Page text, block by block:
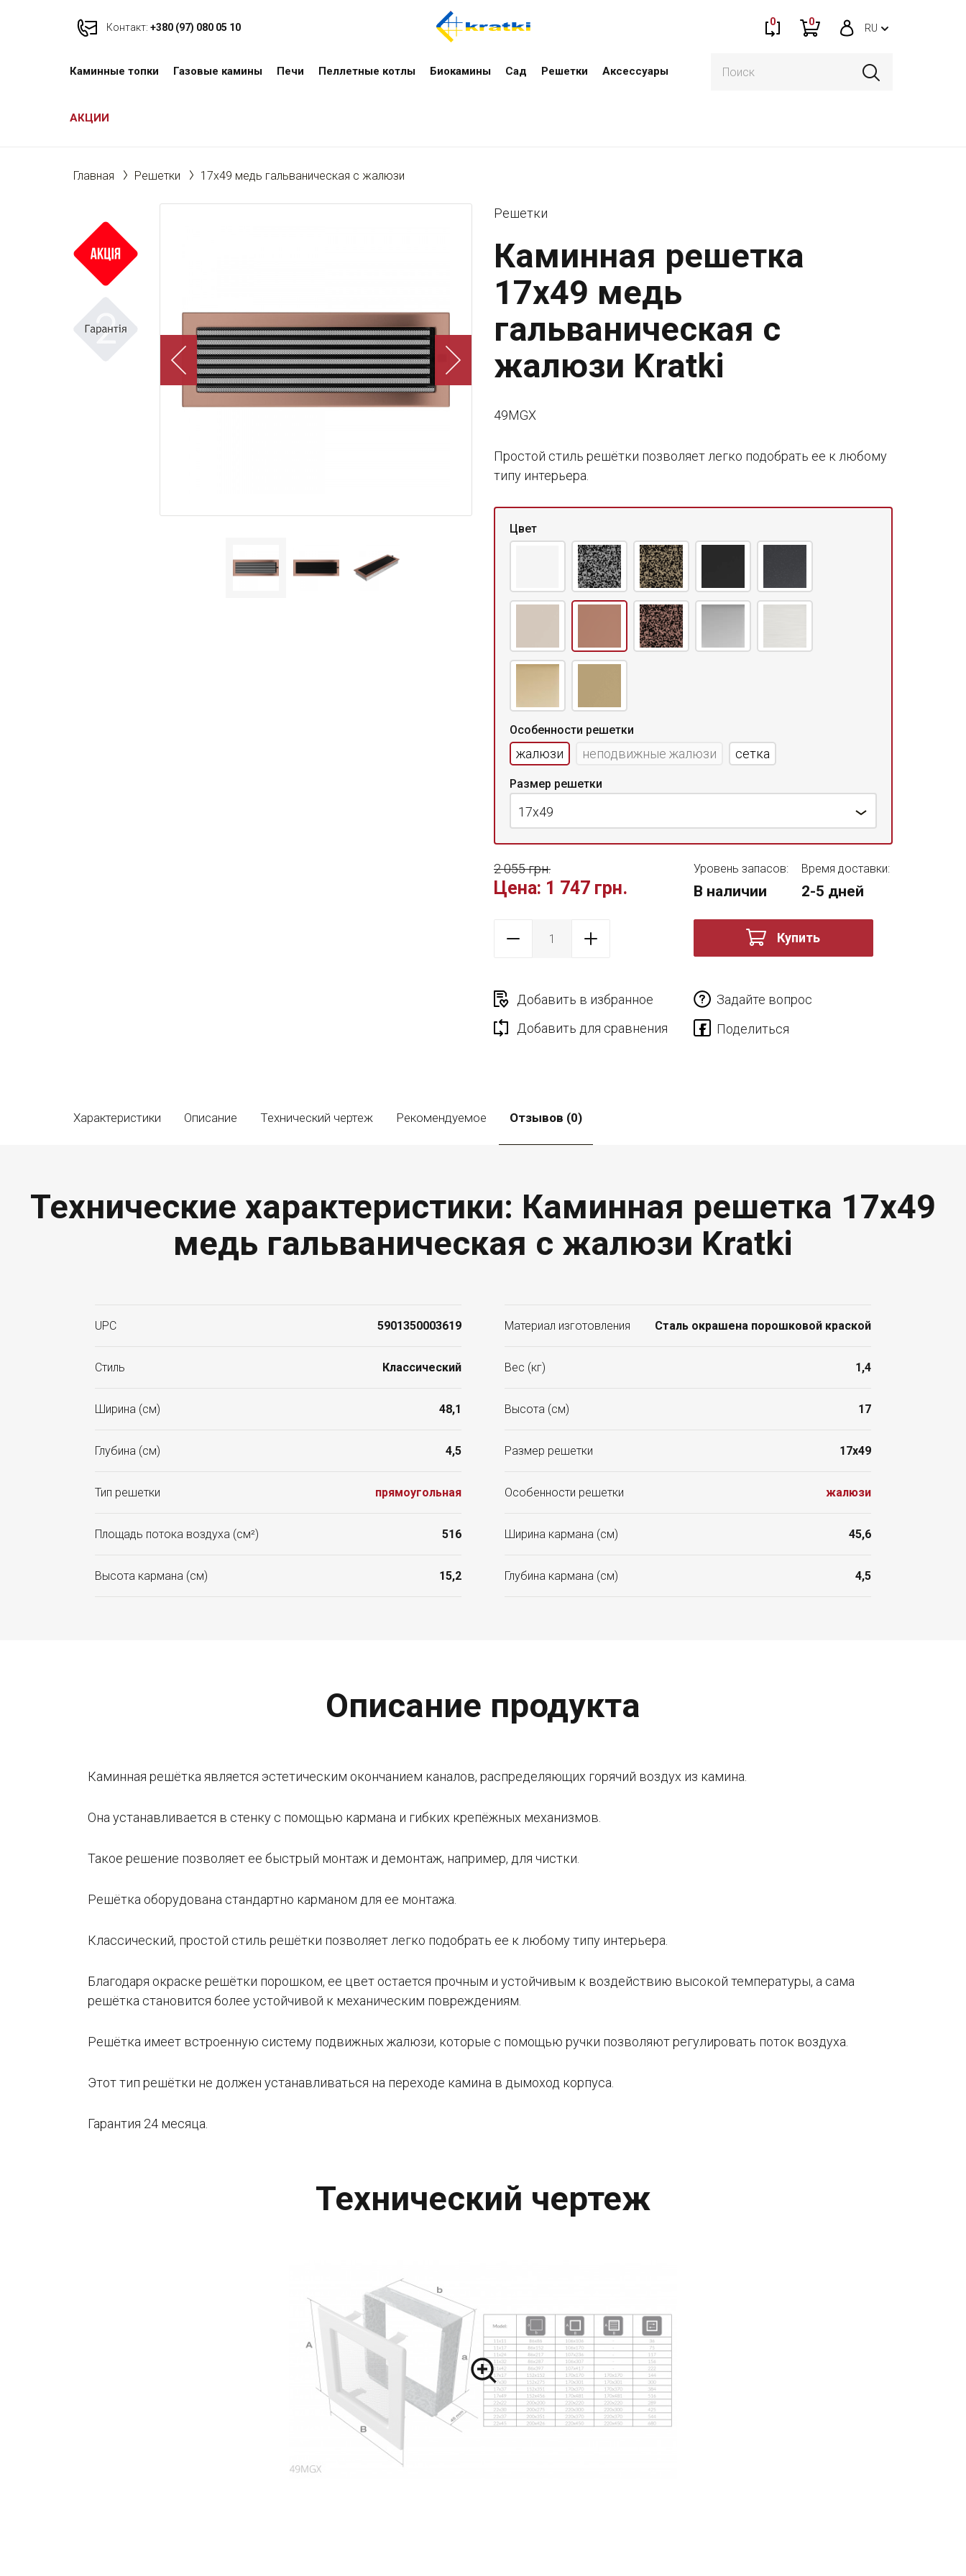
Контакт: +380 (97) 080 05 10 0 0
RU
Каминные топки Газовые камины Печи Пеллетные котлы Биокамины Сад Решетки Аксессуары
АКЦИИ
Главная Решетки 17x49 медь гальваническая с жалюзи
Решетки
Каминная решетка
17x49 медь
гальваническая с
жалюзи Kratki
49MGX
Простой стиль решётки позволяет легко подобрать ее к любому
типу интерьера.
Цвет
Особенности решетки
жалюзи неподвижные жалюзи сетка
Размер решетки
17x49
Цена: 1 747 грн.
2 055 грн. Уровень запасов:
В наличии
Время доставки:
2-5 дней
Купить
Добавить в избранное
Задайте вопрос
Добавить для сравнения
Характеристики Описание Технический чертеж Рекомендуемое Отзывов (0)
Технические характеристики: Каминная решетка 17x49
медь гальваническая с жалюзи Kratki
UPC 5901350003619 Материал изготовления Сталь окрашена порошковой краской
Стиль Классический Вес (кг) 1,4
Ширина (см) 48,1 Высота (см) 17
Глубина (см) 4,5 Размер решетки 17x49
Тип решетки прямоугольная Особенности решетки жалюзи
Площадь потока воздуха (см²) 516 Ширина кармана (см) 45,6
Высота кармана (см) 15,2 Глубина кармана (см) 4,5
Описание продукта
Каминная решётка является эстетическим окончанием каналов, распределяющих горячий воздух из камина.
Она устанавливается в стенку с помощью кармана и гибких крепёжных механизмов.
Такое решение позволяет ее быстрый монтаж и демонтаж, например, для чистки.
Решётка оборудована стандартно карманом для ее монтажа.
Классический, простой стиль решётки позволяет легко подобрать ее к любому типу интерьера.
Благодаря окраске решётки порошком, ее цвет остается прочным и устойчивым к воздействию высокой температуры, а сама
решётка становится более устойчивой к механическим повреждениям.
Решётка имеет встроенную систему подвижных жалюзи, которые с помощью ручки позволяют регулировать поток воздуха.
Этот тип решётки не должен устанавливаться на переходе камина в дымоход корпуса.
Гарантия 24 месяца.
Технический чертеж